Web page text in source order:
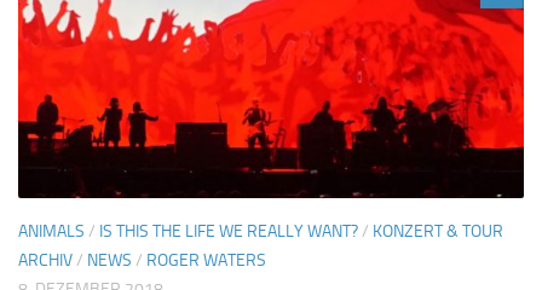
ANIMALS / IS THIS THE LIFE WE REALLY WANT?/ KONZERT & TOUR
ARCHIV/ NEWS / ROGER WATERS